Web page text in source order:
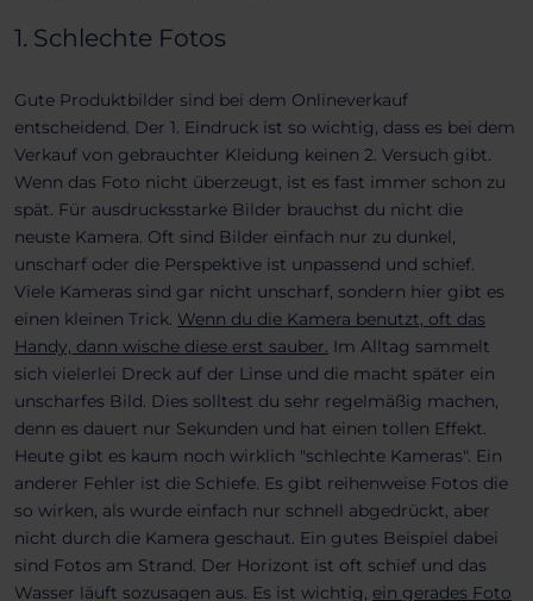
1. Schlechte Fotos
Gute Produktbilder sind bei dem Onlineverkauf
entscheidend. Der 1. Eindruck ist so wichtig, dass es bei dem
Verkauf von gebrauchter Kleidung keinen 2. Versuch gibt.
Wenn das Foto nicht überzeugt, ist es fast immer schon zu
spät. Für ausdrucksstarke Bilder brauchst du nicht die
neuste Kamera. Oft sind Bilder einfach nur zu dunkel,
unscharf oder die Perspektive ist unpassend und schief.
Viele Kameras sind gar nicht unscharf, sondern hier gibt es
einen kleinen Trick. Wenn du die Kamera benutzt, oft das
Handy, dann wische diese erst sauber. Im Alltag sammelt
sich vielerlei Dreck auf der Linse und die macht später ein
unscharfes Bild. Dies solltest du sehr regelmäßig machen,
denn es dauert nur Sekunden und hat einen tollen Effekt.
Heute gibt es kaum noch wirklich "schlechte Kameras". Ein
anderer Fehler ist die Schiefe. Es gibt reihenweise Fotos die
so wirken, als wurde einfach nur schnell abgedrückt, aber
nicht durch die Kamera geschaut. Ein gutes Beispiel dabei
sind Fotos am Strand. Der Horizont ist oft schief und das
Wasser läuft sozusagen aus. Es ist wichtig, ein gerades Foto